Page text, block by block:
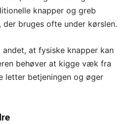
knapper og greb
der bruges ofte under kørslen.
andet, at fysiske knapper kan
behøver at kigge væk fra
letter betjeningen og øger